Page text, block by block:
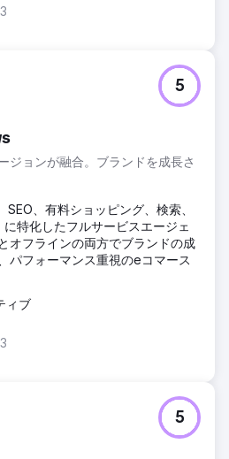
ジョンが融合。ブランドを成長さ
5
、有料ショッピング、検索、
特化したフルサービスエージェ
オフラインの両方でブランドの成
パフォーマンス重視のeコマース
ィブ
5